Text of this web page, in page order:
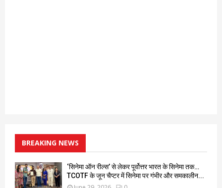
BREAKING NEWS
‘सिनेमा ऑन रील्स’ से लेकर पूर्वोत्तर भारत के सिनेमा तक…
TCOTF के जून चैप्टर में सिनेमा पर गंभीर और समकालीन...